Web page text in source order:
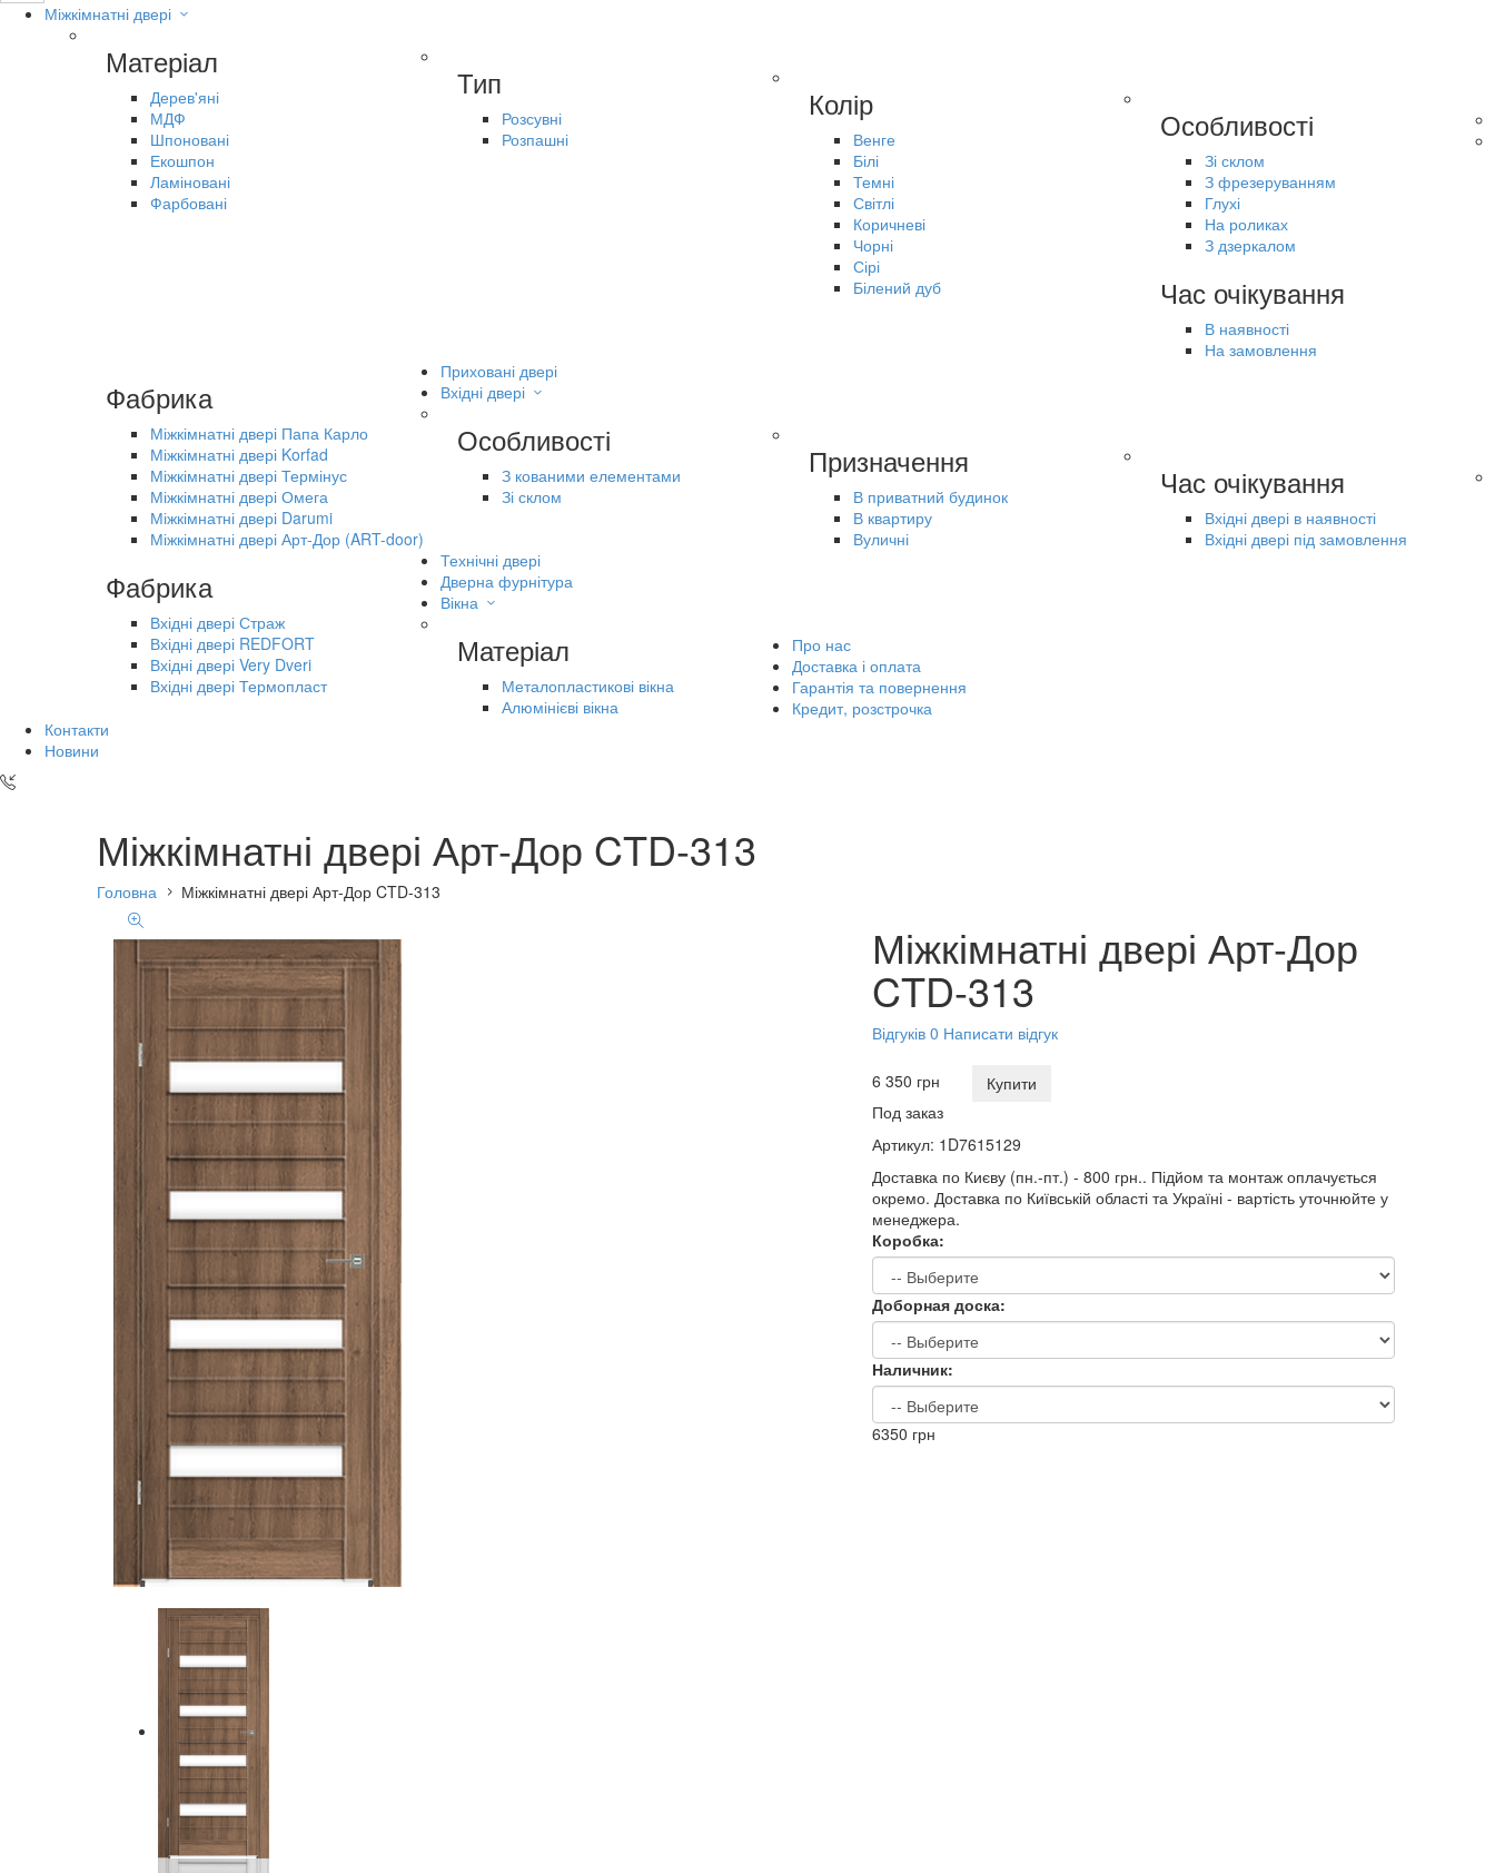
Міжкімнатні двері
Матеріал
Дерев'яні
МДФ
Шпоновані
Екошпон
Ламіновані
Фарбовані
Тип
Розсувні
Розпашні
Колір
Венге
Білі
Темні
Світлі
Коричневі
Чорні
Сірі
Білений дуб
Особливості
Зі склом
З фрезеруванням
Глухі
На роликах
З дзеркалом
Час очікування
В наявності
На замовлення
Фабрика
Міжкімнатні двері Папа Карло
Міжкімнатні двері Korfad
Міжкімнатні двері Термінус
Міжкімнатні двері Омега
Міжкімнатні двері Darumi
Міжкімнатні двері Арт-Дор (ART-door)
Приховані двері
Вхідні двері
Особливості
З кованими елементами
Зі склом
Призначення
В приватний будинок
В квартиру
Вуличні
Час очікування
Вхідні двері в наявності
Вхідні двері під замовлення
Фабрика
Вхідні двері Страж
Вхідні двері REDFORT
Вхідні двері Very Dveri
Вхідні двері Термопласт
Технічні двері
Дверна фурнітура
Вікна
Матеріал
Металопластикові вікна
Алюмінієві вікна
Про нас
Доставка і оплата
Гарантія та повернення
Кредит, розстрочка
Контакти
Новини
Міжкімнатні двері Арт-Дор CTD-313
Головна Міжкімнатні двері Арт-Дор CTD-313
Міжкімнатні двері Арт-Дор
CTD-313
Відгуків 0 Написати відгук
6 350 грн
Купити
Под заказ
Артикул: 1D7615129
Доставка по Києву (пн.-пт.) - 800 грн.. Підйом та монтаж оплачується
окремо. Доставка по Київській області та Україні - вартість уточнюйте у
менеджера.
Коробка:
Доборная доска:
Наличник:
6350 грн